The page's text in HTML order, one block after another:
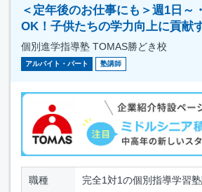
＜定年後のお仕事にも＞週1日～
OK！子供たちの学力向上に貢献
個別進学指導塾 TOMAS勝どき校
アルバイト・パート 塾講師
職種 完全1対1の個別指導学習